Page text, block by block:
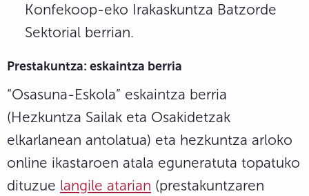
Konfekoop-eko Irakaskuntza Batzorde
Sektorial berrian.
Prestakuntza: eskaintza berria
“Osasuna-Eskola” eskaintza berria
(Hezkuntza Sailak eta Osakidetzak
elkarlanean antolatua) eta hezkuntza arloko
online ikastaroen atala eguneratuta topatuko
dituzue langile atarian (prestakuntzaren